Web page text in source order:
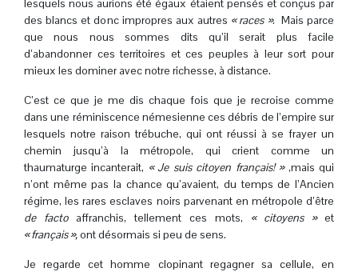
lesquels nous aurions été égaux étaient pensés et conçus par
des blancs et donc impropres aux autres « races ». Mais parce
que nous nous sommes dits qu’il serait plus facile
d’abandonner ces territoires et ces peuples à leur sort pour
mieux les dominer avec notre richesse, à distance.
C’est ce que je me dis chaque fois que je recroise comme
dans une réminiscence némesienne ces débris de l’empire sur
lesquels notre raison trébuche, qui ont réussi à se frayer un
chemin jusqu’à la métropole, qui crient comme un
thaumaturge incanterait, « Je suis citoyen français! »,mais qui
n’ont même pas la chance qu’avaient, du temps de l’Ancien
régime, les rares esclaves noirs parvenant en métropole d’être
de facto affranchis, tellement ces mots, « citoyens »et
« français »,ont désormais si peu de sens.
Je regarde cet homme clopinant regagner sa cellule, en